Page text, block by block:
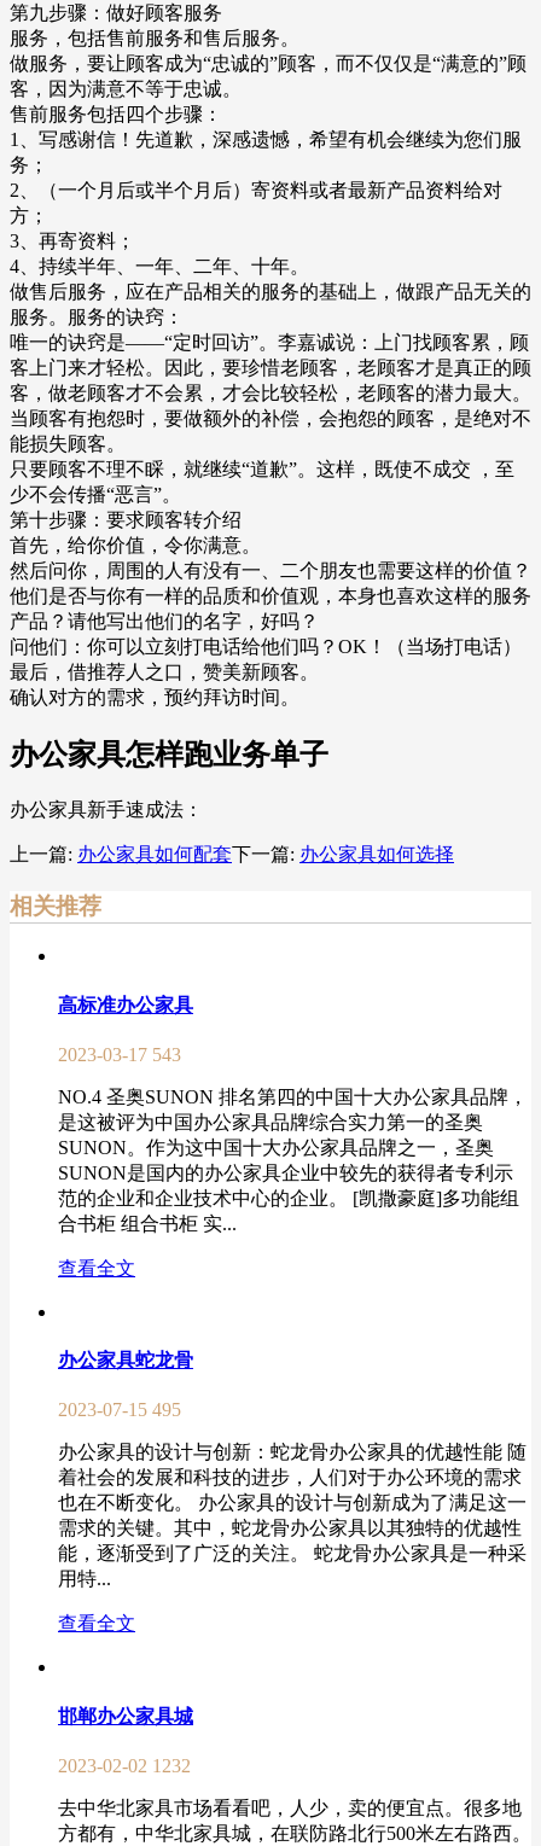
第九步骤：做好顾客服务
服务，包括售前服务和售后服务。
做服务，要让顾客成为“忠诚的”顾客，而不仅仅是“满意的”顾
客，因为满意不等于忠诚。
售前服务包括四个步骤：
1、写感谢信！先道歉，深感遗憾，希望有机会继续为您们服
务；
2、（一个月后或半个月后）寄资料或者最新产品资料给对
方；
3、再寄资料；
4、持续半年、一年、二年、十年。
做售后服务，应在产品相关的服务的基础上，做跟产品无关的
服务。服务的诀窍：
唯一的诀窍是——“定时回访”。李嘉诚说：上门找顾客累，顾
客上门来才轻松。因此，要珍惜老顾客，老顾客才是真正的顾
客，做老顾客才不会累，才会比较轻松，老顾客的潜力最大。
当顾客有抱怨时，要做额外的补偿，会抱怨的顾客，是绝对不
能损失顾客。
只要顾客不理不睬，就继续“道歉”。这样，既使不成交 ，至
少不会传播“恶言”。
第十步骤：要求顾客转介绍
首先，给你价值，令你满意。
然后问你，周围的人有没有一、二个朋友也需要这样的价值？
他们是否与你有一样的品质和价值观，本身也喜欢这样的服务
产品？请他写出他们的名字，好吗？
问他们：你可以立刻打电话给他们吗？OK！（当场打电话）
最后，借推荐人之口，赞美新顾客。
确认对方的需求，预约拜访时间。
办公家具怎样跑业务单子
办公家具新手速成法：
上一篇: 办公家具如何配套下一篇: 办公家具如何选择
相关推荐
高标准办公家具
2023-03-17 543
NO.4 圣奥SUNON 排名第四的中国十大办公家具品牌，
是这被评为中国办公家具品牌综合实力第一的圣奥
SUNON。作为这中国十大办公家具品牌之一，圣奥
SUNON是国内的办公家具企业中较先的获得者专利示
范的企业和企业技术中心的企业。 [凯撒豪庭]多功能组
合书柜 组合书柜 实...
查看全文
办公家具蛇龙骨
2023-07-15 495
办公家具的设计与创新：蛇龙骨办公家具的优越性能 随
着社会的发展和科技的进步，人们对于办公环境的需求
也在不断变化。 办公家具的设计与创新成为了满足这一
需求的关键。其中，蛇龙骨办公家具以其独特的优越性
能，逐渐受到了广泛的关注。 蛇龙骨办公家具是一种采
用特...
查看全文
邯郸办公家具城
2023-02-02 1232
去中华北家具市场看看吧，人少，卖的便宜点。很多地
方都有，中华北家具城，在联防路北行500米左右路西。